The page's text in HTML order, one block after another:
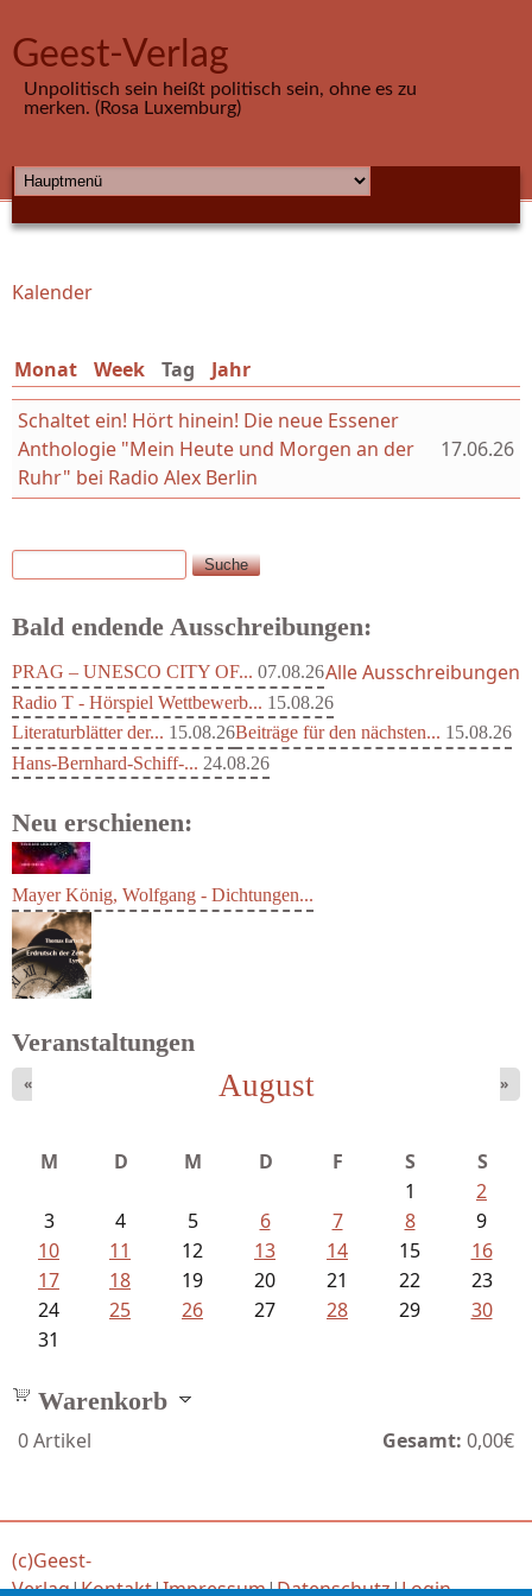
Geest-Verlag
Unpolitisch sein heißt politisch sein, ohne es zu
merken. (Rosa Luxemburg)
HAUPTMENÜ
Sie sind hier
Kalender
Monat Week Tag (aktiver Reiter)
Jahr
Schaltet ein! Hört hinein! Die neue Essener
Anthologie "Mein Heute und Morgen an der
Ruhr" bei Radio Alex Berlin
17.06.26
Suchformular
Suche
Bald endende Ausschreibungen:
PRAG – UNESCO CITY OF... 07.08.26
Radio T - Hörspiel Wettbewerb... 15.08.26
Literaturblätter der... 15.08.26Beiträge für den nächsten... 15.08.26
Hans-Bernhard-Schiff-... 24.08.26
Alle Ausschreibungen
Neu erschienen:
Bartsch, Thomas - Erdrutsch der...
Mayer König, Wolfgang - Dichtungen...
Veranstaltungen
August
« »
M D M D F S
S
1
2
3
4 5 6 7 8
9
10
11 12 13 14 15
16
17
18 19 20 21 22
23
24
25 26 27 28 29
30
31
Warenkorb
0Artikel Gesamt: 0,00€
(c)Geest-
Verlag|Kontakt|Impressum|Datenschutz|Login